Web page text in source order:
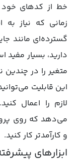
خط از کدهای خود
زمانی که نیاز به
گسترده‌ای مانند
دارید، بسیار مفید
متغیر را در چندین
این قابلیت
لازم را اعمال
می‌دهد که روی
و کارآمدتر کار کنید.